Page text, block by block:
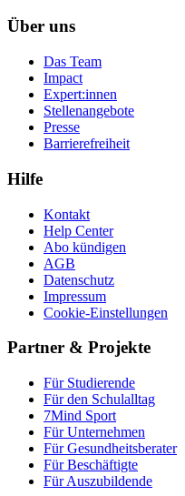
Über uns
Das Team
Impact
Expert:innen
Stellenangebote
Presse
Barrierefreiheit
Hilfe
Kontakt
Help Center
Abo kündigen
AGB
Datenschutz
Impressum
Cookie-Einstellungen
Partner & Projekte
Für Stu­die­rende
Für den Schulalltag
7Mind Sport
Für Unter­neh­men
Für Gesund­heits­be­ra­ter
Für Beschäftigte
Für Auszubildende